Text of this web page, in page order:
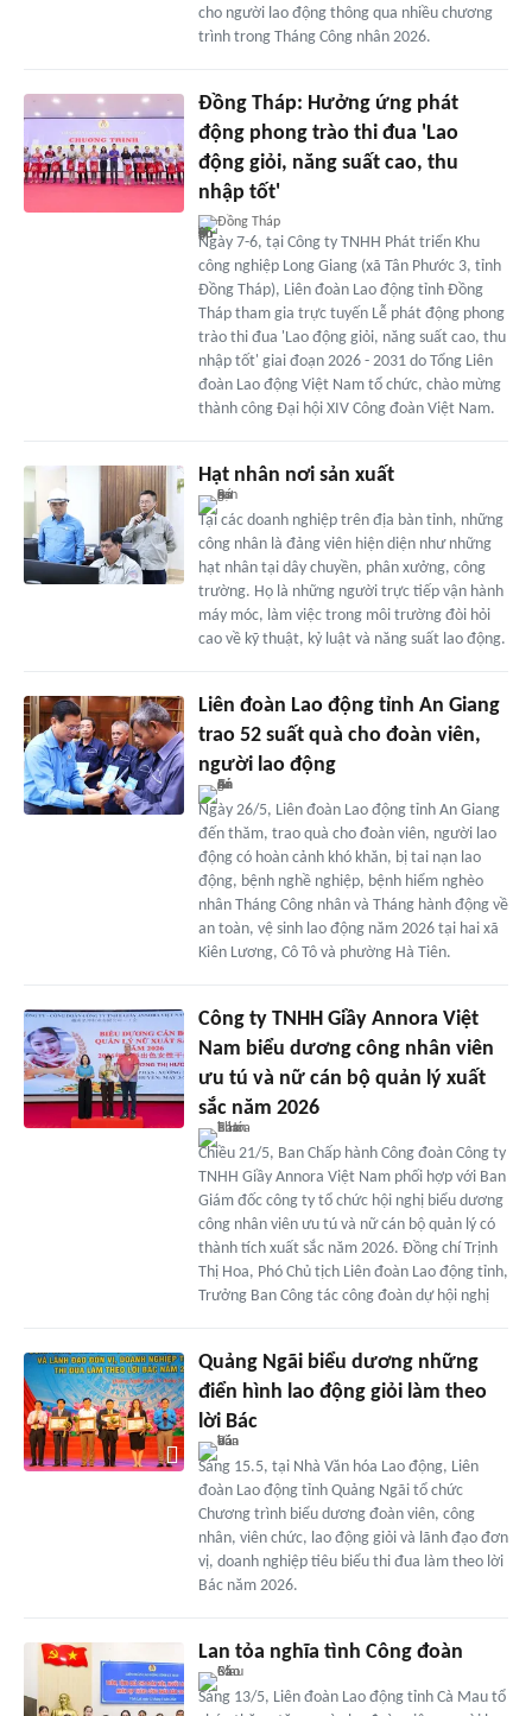
cho người lao động thông qua nhiều chương
trình trong Tháng Công nhân 2026.
Đồng Tháp: Hưởng ứng phát
động phong trào thi đua 'Lao
động giỏi, năng suất cao, thu
nhập tốt'
Đồng Tháp
Ngày 7-6, tại Công ty TNHH Phát triển Khu
công nghiệp Long Giang (xã Tân Phước 3, tỉnh
Đồng Tháp), Liên đoàn Lao động tỉnh Đồng
Tháp tham gia trực tuyến Lễ phát động phong
trào thi đua 'Lao động giỏi, năng suất cao, thu
nhập tốt' giai đoạn 2026 - 2031 do Tổng Liên
đoàn Lao động Việt Nam tổ chức, chào mừng
thành công Đại hội XIV Công đoàn Việt Nam.
Hạt nhân nơi sản xuất
Tại các doanh nghiệp trên địa bàn tỉnh, những
công nhân là đảng viên hiện diện như những
hạt nhân tại dây chuyền, phân xưởng, công
trường. Họ là những người trực tiếp vận hành
máy móc, làm việc trong môi trường đòi hỏi
cao về kỹ thuật, kỷ luật và năng suất lao động.
Liên đoàn Lao động tỉnh An Giang
trao 52 suất quà cho đoàn viên,
người lao động
Ngày 26/5, Liên đoàn Lao động tỉnh An Giang
đến thăm, trao quà cho đoàn viên, người lao
động có hoàn cảnh khó khăn, bị tai nạn lao
động, bệnh nghề nghiệp, bệnh hiểm nghèo
nhân Tháng Công nhân và Tháng hành động về
an toàn, vệ sinh lao động năm 2026 tại hai xã
Kiên Lương, Cô Tô và phường Hà Tiên.
Công ty TNHH Giầy Annora Việt
Nam biểu dương công nhân viên
ưu tú và nữ cán bộ quản lý xuất
sắc năm 2026
Chiều 21/5, Ban Chấp hành Công đoàn Công ty
TNHH Giầy Annora Việt Nam phối hợp với Ban
Giám đốc công ty tổ chức hội nghị biểu dương
công nhân viên ưu tú và nữ cán bộ quản lý có
thành tích xuất sắc năm 2026. Đồng chí Trịnh
Thị Hoa, Phó Chủ tịch Liên đoàn Lao động tỉnh,
Trưởng Ban Công tác công đoàn dự hội nghị
Quảng Ngãi biểu dương những
điển hình lao động giỏi làm theo
lời Bác
Sáng 15.5, tại Nhà Văn hóa Lao động, Liên
đoàn Lao động tỉnh Quảng Ngãi tổ chức
Chương trình biểu dương đoàn viên, công
nhân, viên chức, lao động giỏi và lãnh đạo đơn
vị, doanh nghiệp tiêu biểu thi đua làm theo lời
Bác năm 2026.
Lan tỏa nghĩa tình Công đoàn
Sáng 13/5, Liên đoàn Lao động tỉnh Cà Mau tổ